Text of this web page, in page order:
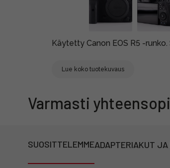
Käytetty Canon EOS R5 -runko.
Lue koko tuotekuvaus
Varmasti
SUOSITTELEMMEADAPTERIAKUT JA